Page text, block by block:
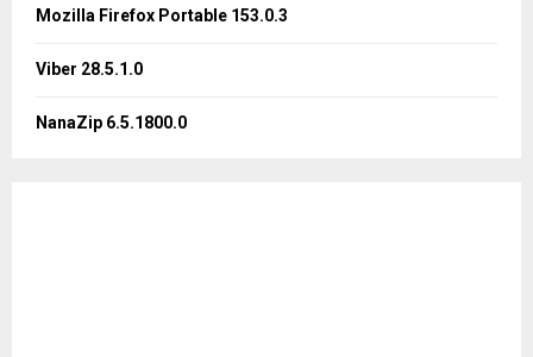
Mozilla Firefox Portable 153.0.3
Viber 28.5.1.0
NanaZip 6.5.1800.0